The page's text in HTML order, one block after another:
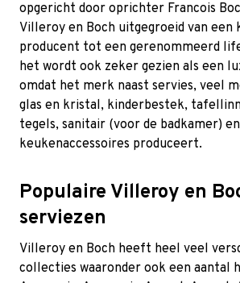
opgericht door oprichter Francois
Villeroy en Boch uitgegroeid van een
producent tot een gerenommeerd
het wordt ook zeker gezien als een
omdat het merk naast servies, veel
glas en kristal, kinderbestek,
tegels, sanitair (voor de badkamer) en
keukenaccessoires produceert.
Populaire Villeroy en
serviezen
Villeroy en Boch heeft heel veel
collecties waaronder ook een aantal